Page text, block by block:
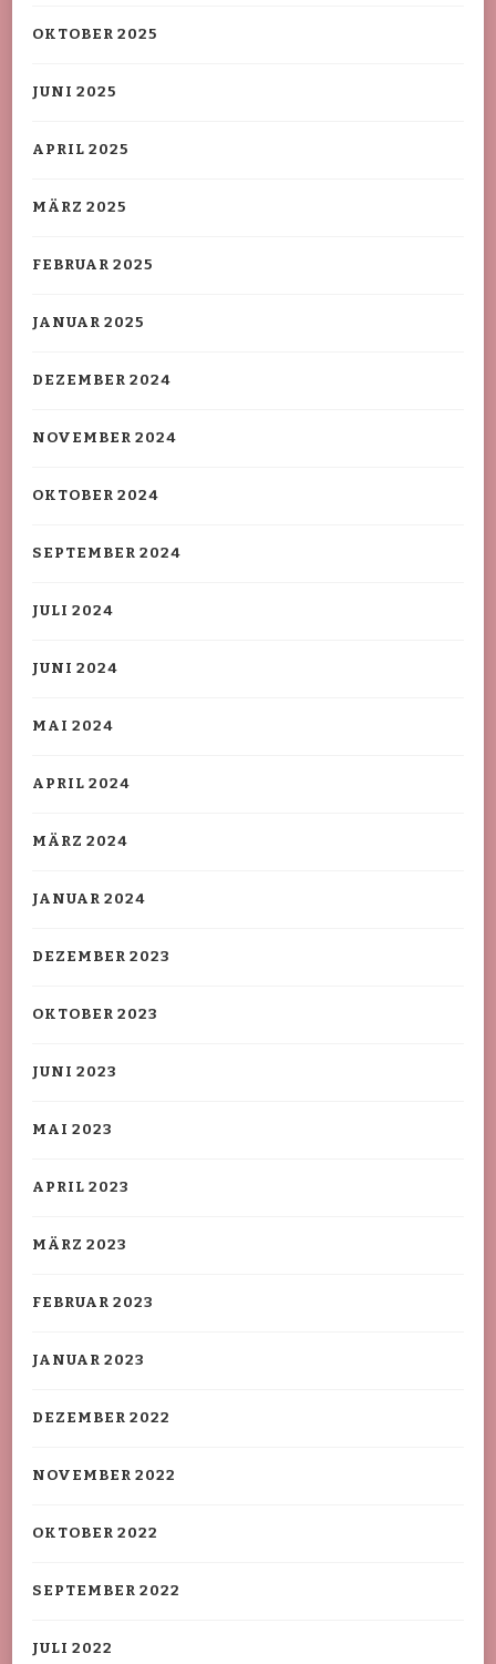
OKTOBER 2025
JUNI 2025
APRIL 2025
MÄRZ 2025
FEBRUAR 2025
JANUAR 2025
DEZEMBER 2024
NOVEMBER 2024
OKTOBER 2024
SEPTEMBER 2024
JULI 2024
JUNI 2024
MAI 2024
APRIL 2024
MÄRZ 2024
JANUAR 2024
DEZEMBER 2023
OKTOBER 2023
JUNI 2023
MAI 2023
APRIL 2023
MÄRZ 2023
FEBRUAR 2023
JANUAR 2023
DEZEMBER 2022
NOVEMBER 2022
OKTOBER 2022
SEPTEMBER 2022
JULI 2022